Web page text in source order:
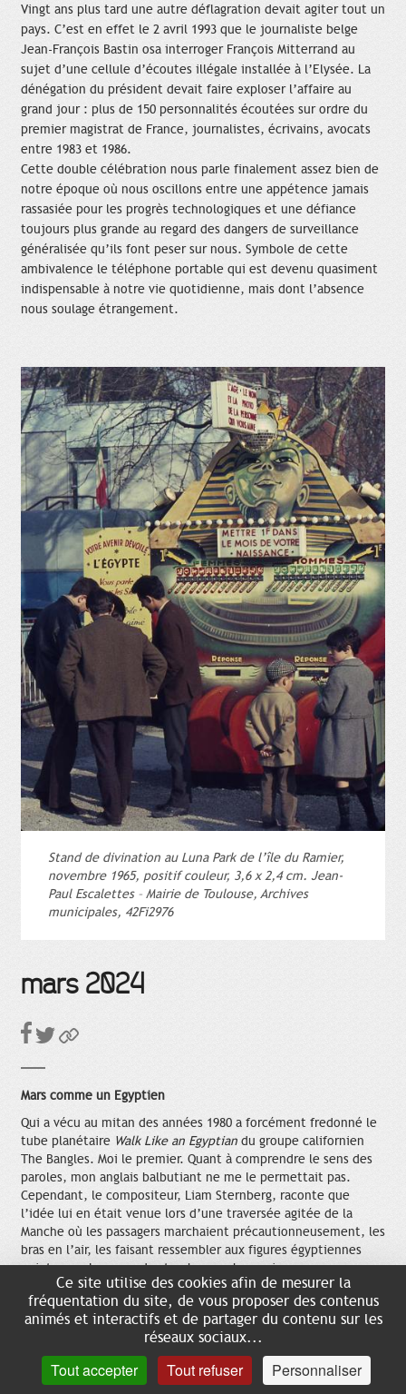
Vingt ans plus tard une autre déflagration devait agiter tout un
pays. C’est en effet le 2 avril 1993 que le journaliste belge
Jean-François Bastin osa interroger François Mitterrand au
sujet d’une cellule d’écoutes illégale installée à l’Elysée. La
dénégation du président devait faire exploser l’affaire au
grand jour : plus de 150 personnalités écoutées sur ordre du
premier magistrat de France, journalistes, écrivains, avocats
entre 1983 et 1986.
Cette double célébration nous parle finalement assez bien de
notre époque où nous oscillons entre une appétence jamais
rassasiée pour les progrès technologiques et une défiance
toujours plus grande au regard des dangers de surveillance
généralisée qu’ils font peser sur nous. Symbole de cette
ambivalence le téléphone portable qui est devenu quasiment
indispensable à notre vie quotidienne, mais dont l’absence
nous soulage étrangement.
Stand de divination au Luna Park de l’île du Ramier,
novembre 1965, positif couleur, 3,6 x 2,4 cm. Jean-
Paul Escalettes – Mairie de Toulouse, Archives
municipales, 42Fi2976
mars 2024
Mars comme un Egyptien
Qui a vécu au mitan des années 1980 a forcément fredonné le
tube planétaire Walk Like an Egyptian du groupe californien
The Bangles. Moi le premier. Quant à comprendre le sens des
paroles, mon anglais balbutiant ne me le permettait pas.
Cependant, le compositeur, Liam Sternberg, raconte que
l’idée lui en était venue lors d’une traversée agitée de la
Manche où les passagers marchaient précautionneusement, les
bras en l’air, les faisant ressembler aux figures égyptiennes
peintes sur les murs des tombeaux pharaoniens.
D’ailleurs nous célébrerons, le 4 mars, le 192e anniversaire de
la mort de Jean-François Champollion qui, d’une façon plus
scientifique, redonna vie aux hiéroglyphes qu’on ne parvenait
plus à lire depuis des siècles. Ce natif de Figeac fut, comme
beaucoup de ses contemporains, fasciné par l’Egypte à la suite
de l’expédition scientifique qui suivi la campagne
Ce site utilise des cookies afin de mesurer la
fréquentation du site, de vous proposer des contenus
animés et interactifs et de partager du contenu sur les
réseaux sociaux...
Tout accepter Tout refuser Personnaliser